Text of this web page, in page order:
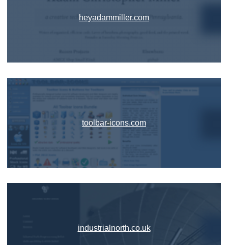
heyadammiller.com
toolbar-icons.com
industrialnorth.co.uk